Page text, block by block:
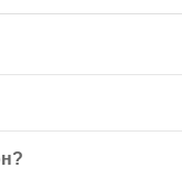
та рідких